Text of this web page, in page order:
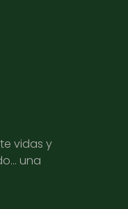
vidas y
una